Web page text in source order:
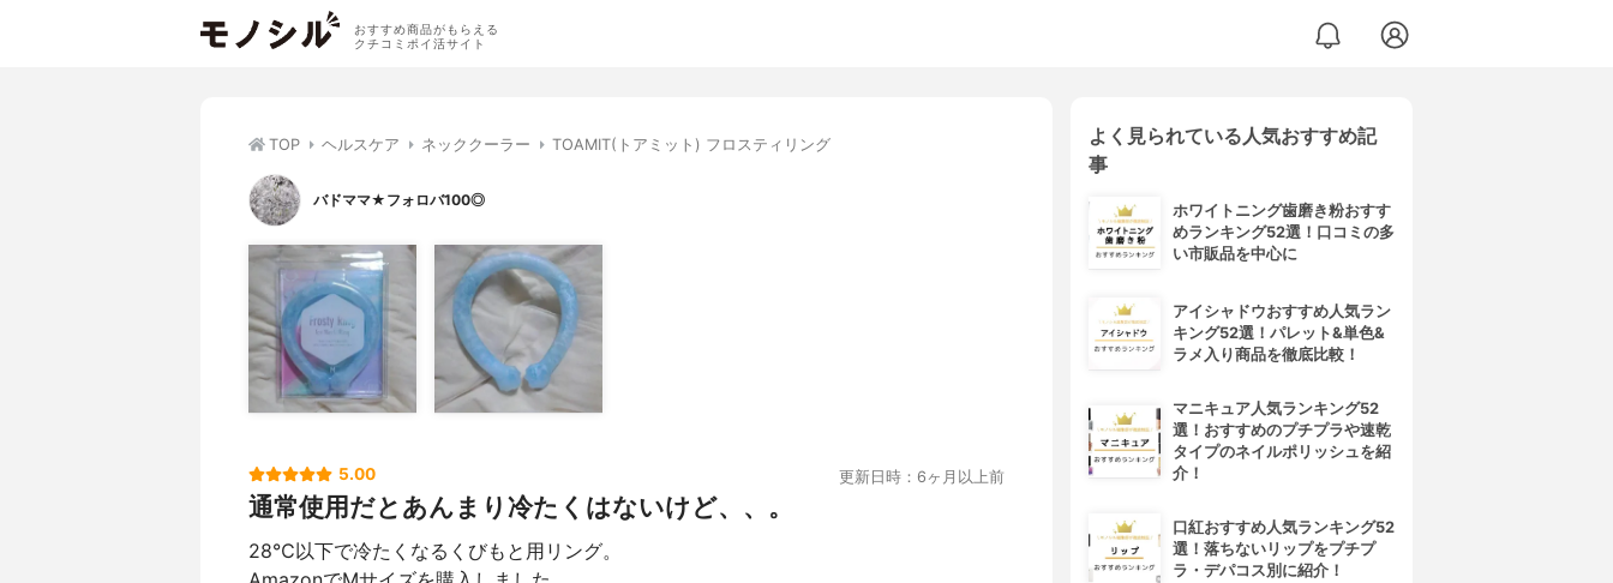
おすすめ商品がもらえる
クチコミポイ活サイト
TOP ヘルスケア ネッククーラー TOAMIT(トアミット) フロスティリング
バドママ★フォロバ100◎
5.00 更新日時：6ヶ月以上前
通常使用だとあんまり冷たくはないけど、、。
28℃以下で冷たくなるくびもと用リング。
よく見られている人気おすすめ記
事
ホワイトニング歯磨き粉おすす
めランキング52選！口コミの多
い市販品を中心に
アイシャドウおすすめ人気ラン
キング52選！パレット&単色&
ラメ入り商品を徹底比較！
マニキュア人気ランキング52
選！おすすめのプチプラや速乾
タイプのネイルポリッシュを紹
介！
口紅おすすめ人気ランキング52
選！落ちないリップをプチプ
ラ・デパコス別に紹介！